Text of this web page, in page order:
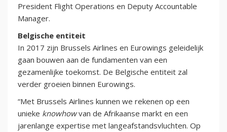
President Flight Operations en Deputy Accountable
Manager.
Belgische entiteit
In 2017 zijn Brussels Airlines en Eurowings geleidelijk
gaan bouwen aan de fundamenten van een
gezamenlijke toekomst. De Belgische entiteit zal
verder groeien binnen Eurowings.
“Met Brussels Airlines kunnen we rekenen op een
unieke knowhowvan de Afrikaanse markt en een
jarenlange expertise met langeafstandsvluchten. Op